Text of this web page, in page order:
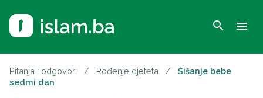
search menu
Pitanja i odgovori / Rođenje djeteta /
Šišanje bebe
sedmi dan